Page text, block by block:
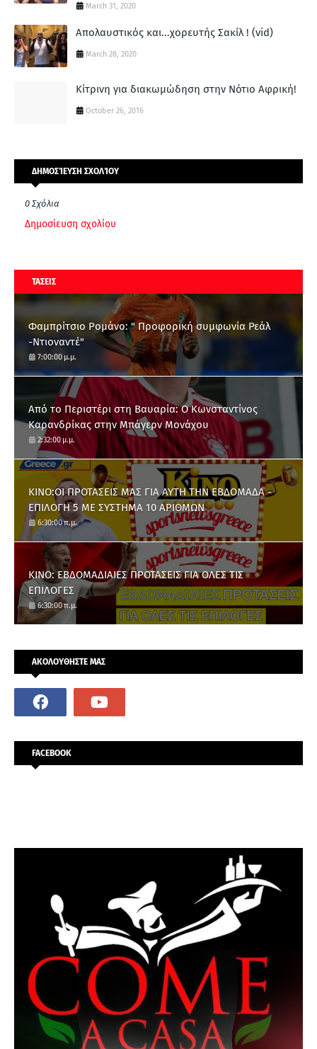
March 31, 2020
Απολαυστικός και...χορευτής Σακίλ ! (vid)
March 28, 2020
Κίτρινη για διακωμώδηση στην Νότιο Αφρική!
October 26, 2016
ΔΗΜΟΣΊΕΥΣΗ ΣΧΟΛΊΟΥ
0 Σχόλια
Δημοσίευση σχολίου
ΤΑΣΕΙΣ
Φαμπρίτσιο Ρομάνο: " Προφορική συμφωνία Ρεάλ
-Ντιοναντέ"
7:00:00 μ.μ.
Από το Περιστέρι στη Βαυαρία: O Κωνσταντίνος
Καρανδρίκας στην Μπάγερν Μονάχου
2:32:00 μ.μ.
ΚΙΝΟ:ΟΙ ΠΡΟΤΑΣΕΙΣ ΜΑΣ ΓΙΑ ΑΥΤΗ ΤΗΝ ΕΒΔΟΜΑΔΑ -
ΕΠΙΛΟΓΗ 5 ΜΕ ΣΥΣΤΗΜΑ 10 ΑΡΙΘΜΩΝ
6:30:00 π.μ.
ΚΙΝΟ: ΕΒΔΟΜΑΔΙΑΙΕΣ ΠΡΟΤΑΣΕΙΣ ΓΙΑ ΟΛΕΣ ΤΙΣ
ΕΠΙΛΟΓΕΣ
6:30:00 π.μ.
ΑΚΟΛΟΥΘΗΣΤΕ ΜΑΣ
FACEBOOK